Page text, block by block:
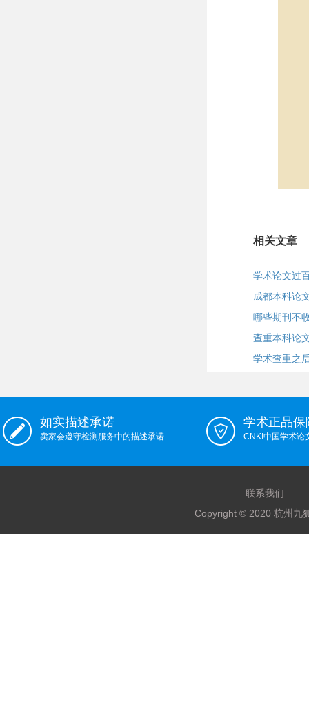
相关文章
学术论文过
成都本科论
哪些期刊不
查重本科论
学术查重之
如实描述承诺
卖家会遵守检测服务中的描述承诺
学术正品保
CNKI中国学术论
联系我们
Copyright © 2020 杭州九